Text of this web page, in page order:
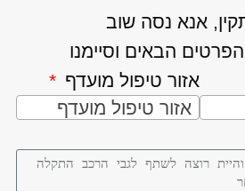
אנא נסה שוב
הבאים וסיימנו
אזור טיפול מועדף
אזור טיפול מועדף